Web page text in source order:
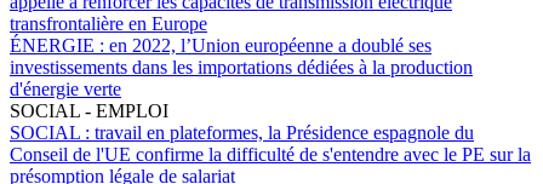
transfrontalière en Europe
ÉNERGIE : en 2022, l’Union européenne a doublé ses
investissements dans les importations dédiées à la production
d'énergie verte
SOCIAL - EMPLOI
SOCIAL : travail en plateformes, la Présidence espagnole du
Conseil de l'UE confirme la difficulté de s'entendre avec le PE sur la
présomption légale de salariat